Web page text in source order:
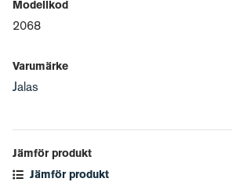
Modellkod
2068
Varumärke
Jalas
Jämför produkt
Jämför produkt